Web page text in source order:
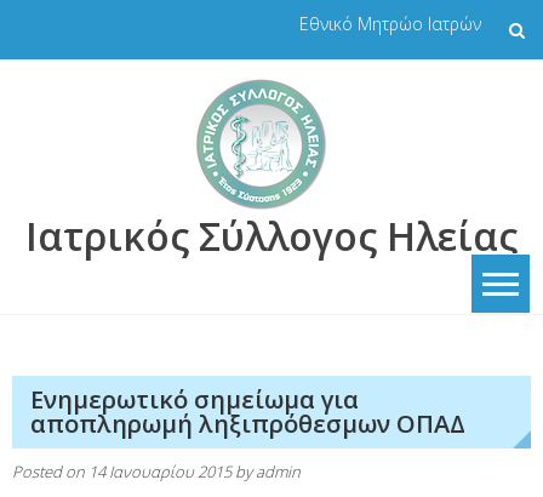
Εθνικό Μητρώο Ιατρών
Ιατρικός Σύλλογος Ηλείας
Ενημερωτικό σημείωμα για
αποπληρωμή ληξιπρόθεσμων ΟΠΑΔ
Posted on 14 Ιανουαρίου 2015byadmin